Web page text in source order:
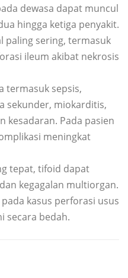
dewasa dapat muncul
hingga ketiga penyakit.
paling sering, termasuk
ileum akibat nekrosis
termasuk sepsis,
sekunder, miokarditis,
kesadaran. Pada pasien
meningkat
tepat, tifoid dapat
kegagalan multiorgan.
kasus perforasi usus
secara bedah.